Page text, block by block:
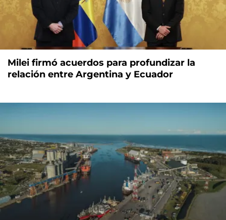
Milei firmó acuerdos para profundizar la
relación entre Argentina y Ecuador